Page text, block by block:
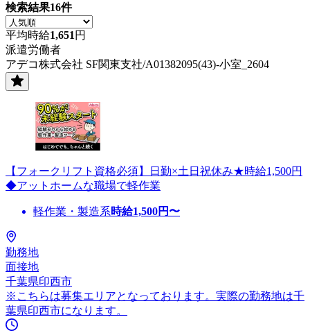
検索結果16件
平均時給1,651 円
派遣労働者
アデコ株式会社 SF関東支社/A01382095(43)-小室_2604
【フォークリフト資格必須】日勤×土日祝休み★時給1,500円
◆アットホームな職場で軽作業
軽作業・製造系時給1,500円〜
勤務地
面接地
千葉県印西市
※こちらは募集エリアとなっております。実際の勤務地は千
葉県印西市になります。